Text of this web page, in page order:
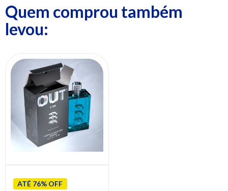
Quem comprou também
levou:
ATÉ 76% OFF